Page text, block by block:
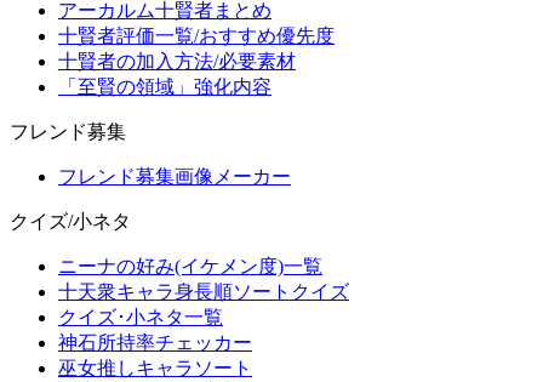
アーカルム十賢者まとめ
十賢者評価一覧/おすすめ優先度
十賢者の加入方法/必要素材
「至賢の領域」強化内容
フレンド募集
フレンド募集画像メーカー
クイズ/小ネタ
ニーナの好み(イケメン度)一覧
十天衆キャラ身長順ソートクイズ
クイズ･小ネタ一覧
神石所持率チェッカー
巫女推しキャラソート